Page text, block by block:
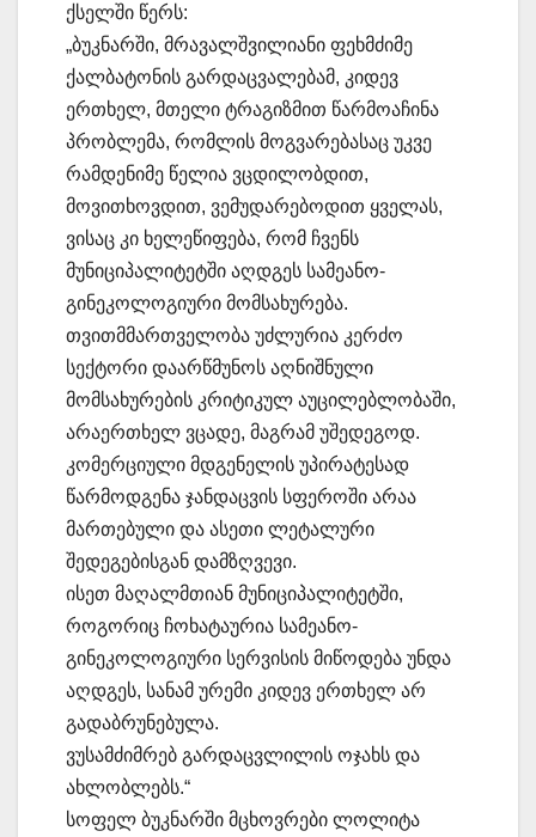
ქსელში წერს:
„ბუკნარში, მრავალშვილიანი ფეხმძიმე
ქალბატონის გარდაცვალებამ, კიდევ
ერთხელ, მთელი ტრაგიზმით წარმოაჩინა
პრობლემა, რომლის მოგვარებასაც უკვე
რამდენიმე წელია ვცდილობდით,
მოვითხოვდით, ვემუდარებოდით ყველას,
ვისაც კი ხელეწიფება, რომ ჩვენს
მუნიციპალიტეტში აღდგეს სამეანო-
გინეკოლოგიური მომსახურება.
თვითმმართველობა უძლურია კერძო
სექტორი დაარწმუნოს აღნიშნული
მომსახურების კრიტიკულ აუცილებლობაში,
არაერთხელ ვცადე, მაგრამ უშედეგოდ.
კომერციული მდგენელის უპირატესად
წარმოდგენა ჯანდაცვის სფეროში არაა
მართებული და ასეთი ლეტალური
შედეგებისგან დამზღვევი.
ისეთ მაღალმთიან მუნიციპალიტეტში,
როგორიც ჩოხატაურია სამეანო-
გინეკოლოგიური სერვისის მიწოდება უნდა
აღდგეს, სანამ ურემი კიდევ ერთხელ არ
გადაბრუნებულა.
ვუსამძიმრებ გარდაცვლილის ოჯახს და
ახლობლებს.“
სოფელ ბუკნარში მცხოვრები ლოლიტა